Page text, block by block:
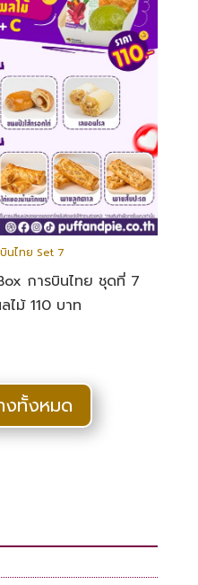
นไทย Set 7
การบินไทย ชุดที่ 7
ไม้ 110 บาท
งทั้งหมด